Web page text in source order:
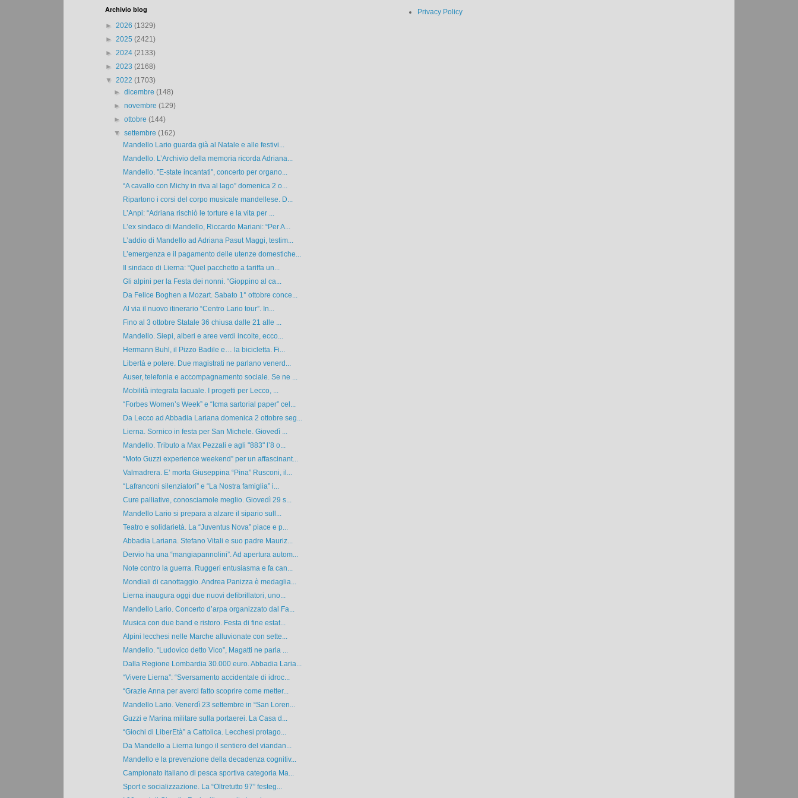
Archivio blog
► 2026 (1329)
► 2025 (2421)
► 2024 (2133)
► 2023 (2168)
▼ 2022 (1703)
►dicembre(148)
►novembre(129)
►ottobre(144)
▼settembre(162)
Mandello Lario guarda già al Natale e alle festivi...
Mandello. L’Archivio della memoria ricorda Adriana...
Mandello. "E-state incantati", concerto per organo...
“A cavallo con Michy in riva al lago” domenica 2 o...
Ripartono i corsi del corpo musicale mandellese. D...
L’Anpi: “Adriana rischiò le torture e la vita per ...
L’ex sindaco di Mandello, Riccardo Mariani: “Per A...
L’addio di Mandello ad Adriana Pasut Maggi, testim...
L’emergenza e il pagamento delle utenze domestiche...
Il sindaco di Lierna: “Quel pacchetto a tariffa un...
Gli alpini per la Festa dei nonni. “Gioppino al ca...
Da Felice Boghen a Mozart. Sabato 1° ottobre conce...
Al via il nuovo itinerario “Centro Lario tour”. In...
Fino al 3 ottobre Statale 36 chiusa dalle 21 alle ...
Mandello. Siepi, alberi e aree verdi incolte, ecco...
Hermann Buhl, il Pizzo Badile e… la bicicletta. Fi...
Libertà e potere. Due magistrati ne parlano venerd...
Auser, telefonia e accompagnamento sociale. Se ne ...
Mobilità integrata lacuale. I progetti per Lecco, ...
“Forbes Women’s Week” e “Icma sartorial paper” cel...
Da Lecco ad Abbadia Lariana domenica 2 ottobre seg...
Lierna. Sornico in festa per San Michele. Giovedì ...
Mandello. Tributo a Max Pezzali e agli "883" l’8 o...
“Moto Guzzi experience weekend” per un affascinant...
Valmadrera. E’ morta Giuseppina “Pina” Rusconi, il...
“Lafranconi silenziatori” e “La Nostra famiglia” i...
Cure palliative, conosciamole meglio. Giovedì 29 s...
Mandello Lario si prepara a alzare il sipario sull...
Teatro e solidarietà. La “Juventus Nova” piace e p...
Abbadia Lariana. Stefano Vitali e suo padre Mauriz...
Dervio ha una “mangiapannolini”. Ad apertura autom...
Note contro la guerra. Ruggeri entusiasma e fa can...
Mondiali di canottaggio. Andrea Panizza è medaglia...
Lierna inaugura oggi due nuovi defibrillatori, uno...
Mandello Lario. Concerto d’arpa organizzato dal Fa...
Musica con due band e ristoro. Festa di fine estat...
Alpini lecchesi nelle Marche alluvionate con sette...
Mandello. “Ludovico detto Vico”, Magatti ne parla ...
Dalla Regione Lombardia 30.000 euro. Abbadia Laria...
“Vivere Lierna”: “Sversamento accidentale di idroc...
“Grazie Anna per averci fatto scoprire come metter...
Mandello Lario. Venerdì 23 settembre in “San Loren...
Guzzi e Marina militare sulla portaerei. La Casa d...
“Giochi di LiberEtà” a Cattolica. Lecchesi protago...
Da Mandello a Lierna lungo il sentiero del viandan...
Mandello e la prevenzione della decadenza cognitiv...
Campionato italiano di pesca sportiva categoria Ma...
Sport e socializzazione. La “Oltretutto 97” festeg...
Privacy Policy